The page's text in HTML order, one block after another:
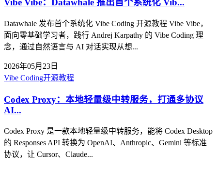
Vibe Vibe：Datawhale 推出首个系统化 Vib...
Datawhale 发布首个系统化 Vibe Coding 开源教程 Vibe Vibe，
面向零基础学习者，践行 Andrej Karpathy 的 Vibe Coding 理
念，通过自然语言与 AI 对话实现从想...
2026年05月23日
Vibe Coding开源教程
Codex Proxy：本地轻量级中转服务，打通多协议
AI...
Codex Proxy 是一款本地轻量级中转服务，能将 Codex Desktop
的 Responses API 转换为 OpenAI、Anthropic、Gemini 等标准
协议，让 Cursor、Claude...